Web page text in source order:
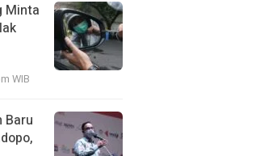
Minta
WIB
Baru